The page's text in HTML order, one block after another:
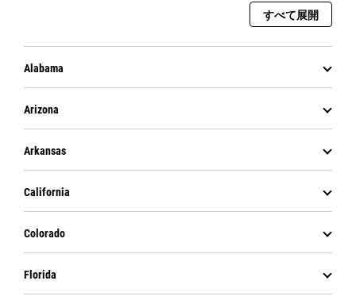
すべて展開
Alabama
Arizona
Arkansas
California
Colorado
Florida